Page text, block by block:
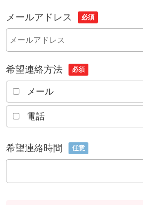
メールアドレス 必須
希望連絡方法 必須
メール
電話
希望連絡時間 任意